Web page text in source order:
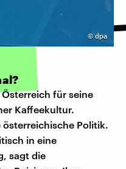
© dpa
für seine
Kaffeekultur.
Politik.
in eine
sagt die